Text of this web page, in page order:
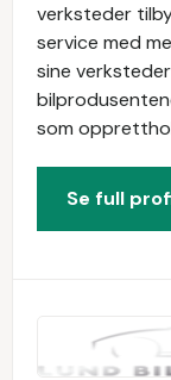
verksteder
service med
sine
som
Se full